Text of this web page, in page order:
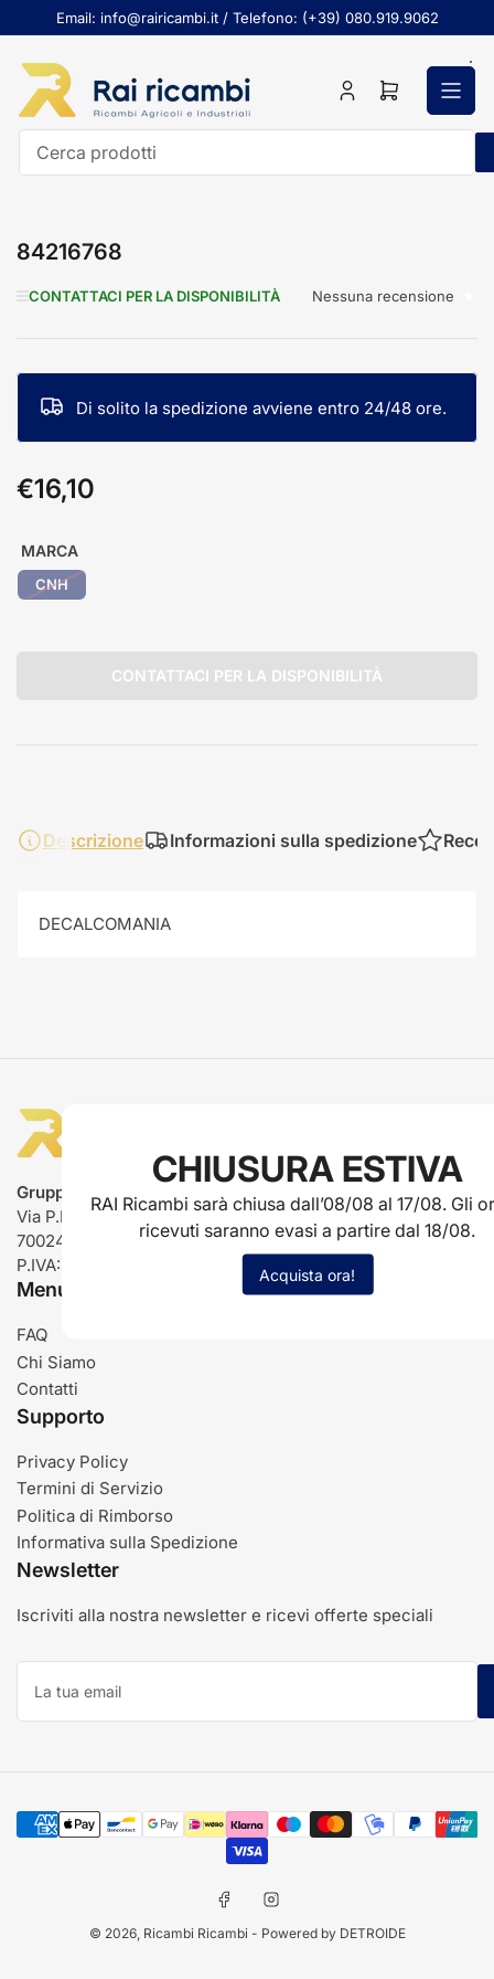
al
contenuto
Email: info@rairicambi.it / Telefono: (+39) 080.919.9062
AccediApri
84216768
CONTATTACI PER LA DISPONIBILITÀ Nessuna recensione
Di solito la spedizione avviene entro 24/48 ore.
Prezzo
standard
€16,10
MARCA
CNH
CONTATTACI PER LA DISPONIBILITÀ
Descrizione Informazioni sulla spedizione
DECALCOMANIA
Gruppo Rai ricambi
Via P.L. Nervi, 66
70024 Gravina in Puglia (BA)
P.IVA: IT03485840726
Menu
FAQ
Chi Siamo
Contatti
Supporto
Privacy Policy
Termini di Servizio
Politica di Rimborso
Informativa sulla Spedizione
Newsletter
Iscriviti alla nostra newsletter e ricevi offerte speciali
La
tua
Modalità
di
pagamento
FacebookInstagram
© 2026, Ricambi Ricambi - Powered by DETROIDE
CHIUSURA ESTIVA
RAI Ricambi sarà chiusa dall’08/08 al 17/08. Gli
ricevuti saranno evasi a partire dal 18/08.
Acquista ora!